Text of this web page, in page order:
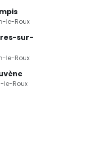
le-Roux
sur-
le-Roux
le-Roux